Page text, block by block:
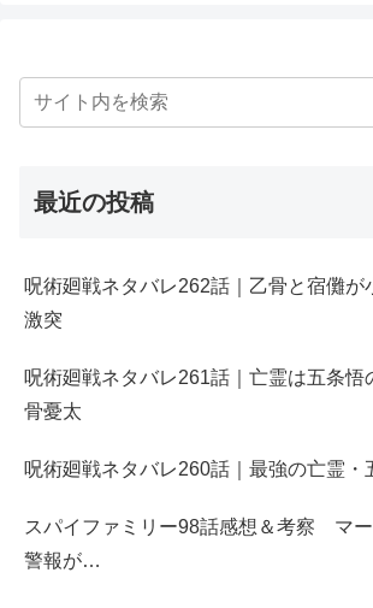
最近の投稿
呪術廻戦ネタバレ262話｜乙骨と宿儺が
激突
呪術廻戦ネタバレ261話｜亡霊は五条悟
骨憂太
呪術廻戦ネタバレ260話｜最強の亡霊・
スパイファミリー98話感想＆考察 マ
警報が…